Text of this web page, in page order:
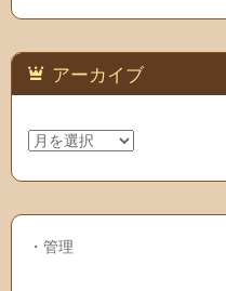
アーカイブ
ア
ー
カ
ブ
・ 管理